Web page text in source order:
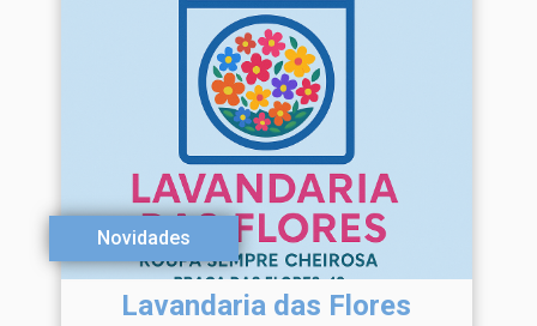
Novidades
Lavandaria das Flores